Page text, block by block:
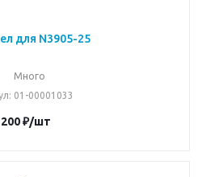
для N3905-25
Много
: 01-00001033
₽/шт